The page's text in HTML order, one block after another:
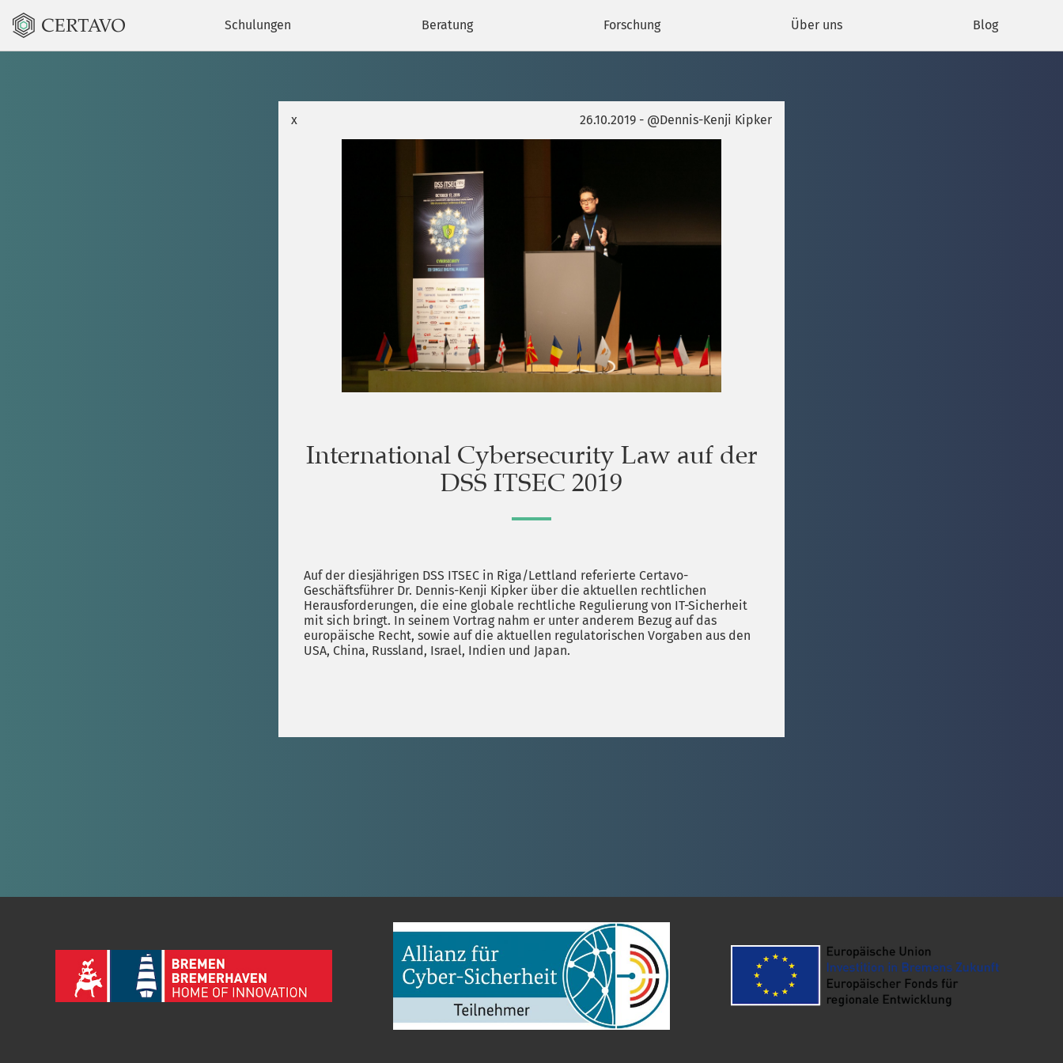
Schulungen Beratung Forschung Über uns Blog
x 26.10.2019 - @Dennis-Kenji Kipker
International Cybersecurity Law auf der
DSS ITSEC 2019
Auf der diesjährigen DSS ITSEC in Riga/Lettland referierte Certavo-
Geschäftsführer Dr. Dennis-Kenji Kipker über die aktuellen rechtlichen
Herausforderungen, die eine globale rechtliche Regulierung von IT-Sicherheit
mit sich bringt. In seinem Vortrag nahm er unter anderem Bezug auf das
europäische Recht, sowie auf die aktuellen regulatorischen Vorgaben aus den
USA, China, Russland, Israel, Indien und Japan.